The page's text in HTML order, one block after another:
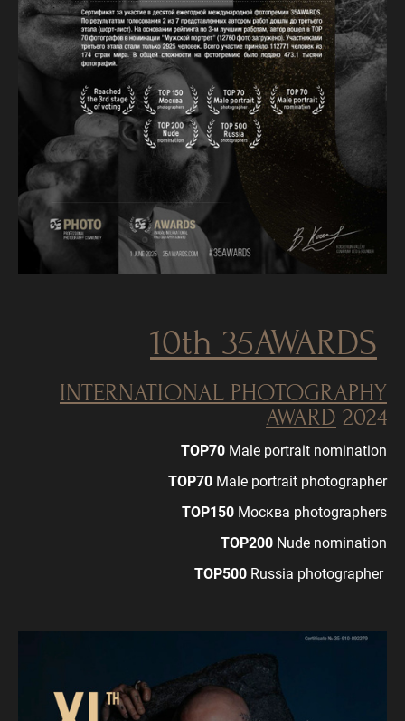
10th 35AWARDS
INTERNATIONAL PHOTOGRAPHY
AWARD 2024
TOP70 Male portrait nomination
TOP70 Male portrait photographer
TOP150 Москва photographers
TOP200 Nude nomination
TOP500 Russia photographer